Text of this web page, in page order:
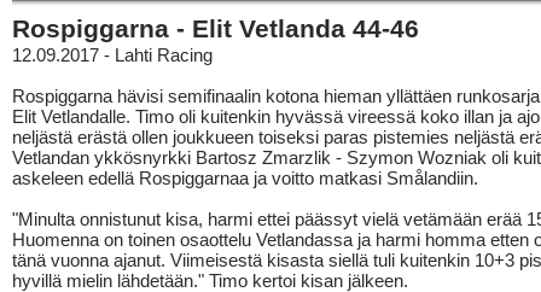
Rospiggarna - Elit Vetlanda 44-46
12.09.2017 - Lahti Racing
Rospiggarna hävisi semifinaalin kotona hieman yllättäen
Elit Vetlandalle. Timo oli kuitenkin hyvässä vireessä koko illan ja
neljästä erästä ollen joukkueen toiseksi paras pistemies neljästä
Vetlandan ykkösnyrkki Bartosz Zmarzlik - Szymon Wozniak oli
askeleen edellä Rospiggarnaa ja voitto matkasi Smålandiin.
"Minulta onnistunut kisa, harmi ettei päässyt vielä vetämään erää
Huomenna on toinen osaottelu Vetlandassa ja harmi homma etten
tänä vuonna ajanut. Viimeisestä kisasta siellä tuli kuitenkin 10+3
hyvillä mielin lähdetään." Timo kertoi kisan jälkeen.